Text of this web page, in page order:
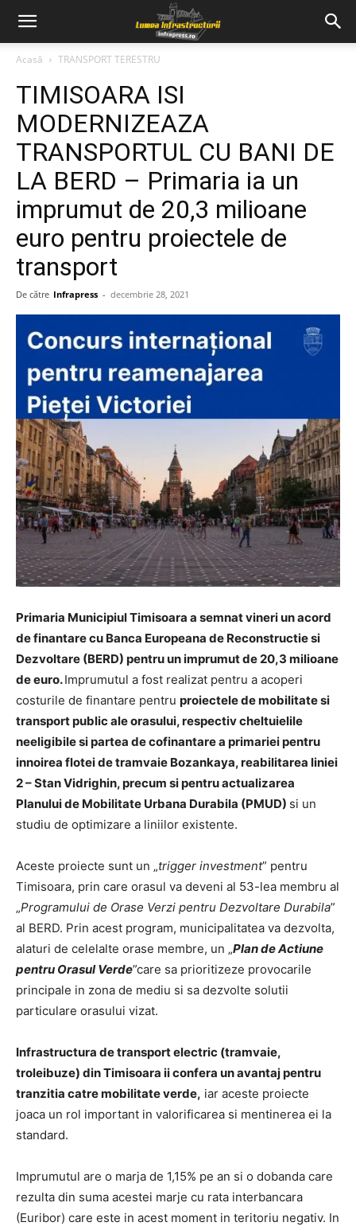
Acasă TRANSPORT TERESTRU
TIMISOARA ISI
MODERNIZEAZA
TRANSPORTUL CU BANI DE
LA BERD – Primaria ia un
imprumut de 20,3 milioane
euro pentru proiectele de
transport
De către Infrapress - decembrie 28, 2021
Primaria Municipiul Timisoara a semnat vineri un acord
de finantare cu Banca Europeana de Reconstructie si
Dezvoltare (BERD) pentru un imprumut de 20,3 milioane
de euro.Imprumutul a fost realizat pentru a acoperi
costurile de finantare pentru proiectele de mobilitate si
transport public ale orasului, respectiv cheltuielile
neeligibile si partea de cofinantare a primariei pentru
innoirea flotei de tramvaie Bozankaya, reabilitarea liniei
2 – Stan Vidrighin, precum si pentru actualizarea
Planului de Mobilitate Urbana Durabila (PMUD) si un
studiu de optimizare a liniilor existente.
Aceste proiecte sunt un „trigger investment” pentru
Timisoara, prin care orasul va deveni al 53-lea membru al
„Programului de Orase Verzi pentru Dezvoltare Durabila”
al BERD. Prin acest program, municipalitatea va dezvolta,
alaturi de celelalte orase membre, un „Plan de Actiune
pentru Orasul Verde”care sa prioritizeze provocarile
principale in zona de mediu si sa dezvolte solutii
particulare orasului vizat.
Infrastructura de transport electric (tramvaie,
troleibuze) din Timisoara ii confera un avantaj pentru
tranzitia catre mobilitate verde, iar aceste proiecte
joaca un rol important in valorificarea si mentinerea ei la
standard.
Imprumutul are o marja de 1,15% pe an si o dobanda care
rezulta din suma acestei marje cu rata interbancara
(Euribor) care este in acest moment in teritoriu negativ. In